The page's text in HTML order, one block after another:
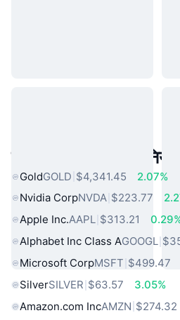
लोकप्रिय वास्तविक दुनिया
GoldGOLD $4,341.45
2.07%
Nvidia CorpNVDA $223.77
Apple Inc.AAPL $313.21
Alphabet Inc Class AGOOGL
Microsoft CorpMSFT $499.47
SilverSILVER $63.57
3.05%
Amazon.com IncAMZN $274.32